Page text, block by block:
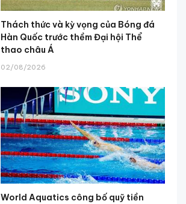
Thách thức và kỳ vọng của Bóng đá
Hàn Quốc trước thềm Đại hội Thể
thao châu Á
02/08/2026
World Aquatics công bố quỹ tiền